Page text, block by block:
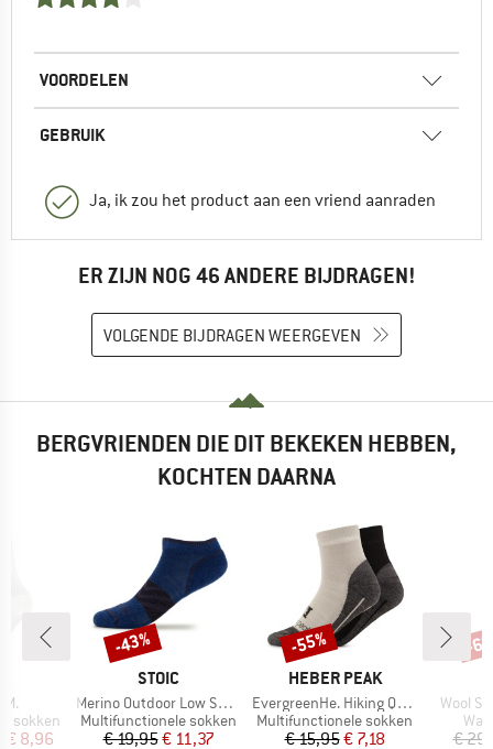
VOORDELEN
GEBRUIK
Ja, ik zou het product aan een vriend aanraden
ER ZIJN NOG 46 ANDERE BIJDRAGEN!
VOLGENDE BIJDRAGEN WEERGEVEN
BERGVRIENDEN DIE DIT BEKEKEN HEBBEN,
KOCHTEN DAARNA
sokken
prijs
€ 8,96
MERK
STOIC
Artikel
Merino Outdoor Low Socks Tech
Productgroep
Multifunctionele sokken
Prijs
€ 19,95Verlaagde prijs
€ 11,37
Korting
-43%
MERK
HEBER PEAK
Artikel
EvergreenHe. Hiking Quarter Socks 2-Pack
Productgroep
Multifunctionele sokken
Prijs
€ 15,95Verlaagde prijs
€ 7,18
Korting
-55%
Artikel
Wool
€
-